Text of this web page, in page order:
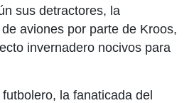
sus detractores, la
aviones por parte de Kroos,
invernadero nocivos para
la fanaticada del